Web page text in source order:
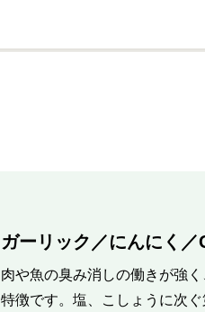
ガーリック／にんにく
肉や魚の臭み消しの働きが強
特徴です。塩、こしょうに次